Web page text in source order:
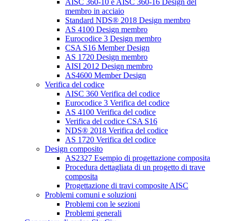
AISC 360-10 e AISC 360-16 Design del
membro in acciaio
Standard NDS® 2018 Design membro
AS 4100 Design membro
Eurocodice 3 Design membro
CSA S16 Member Design
AS 1720 Design membro
AISI 2012 Design membro
AS4600 Member Design
Verifica del codice
AISC 360 Verifica del codice
Eurocodice 3 Verifica del codice
AS 4100 Verifica del codice
Verifica del codice CSA S16
NDS® 2018 Verifica del codice
AS 1720 Verifica del codice
Design composito
AS2327 Esempio di progettazione composita
Procedura dettagliata di un progetto di trave
composita
Progettazione di travi composite AISC
Problemi comuni e soluzioni
Problemi con le sezioni
Problemi generali